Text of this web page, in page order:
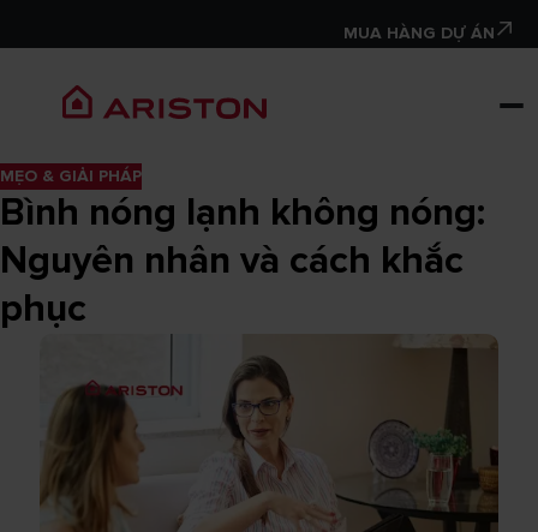
MUA HÀNG DỰ ÁN
MẸO & GIẢI PHÁP
Bình nóng lạnh không nóng:
Nguyên nhân và cách khắc
phục